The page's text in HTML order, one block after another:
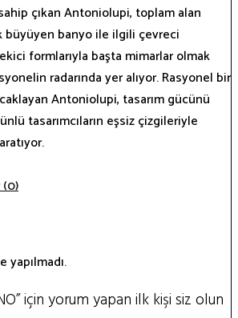
çıkan Antoniolupi, toplam alan
büyüyen banyo ile ilgili çevreci
formlarıyla başta mimarlar olmak
radarında yer alıyor. Rasyonel bir
Antoniolupi, tasarım gücünü
tasarımcıların eşsiz çizgileriyle
için yorum yapan ilk kişi siz olun